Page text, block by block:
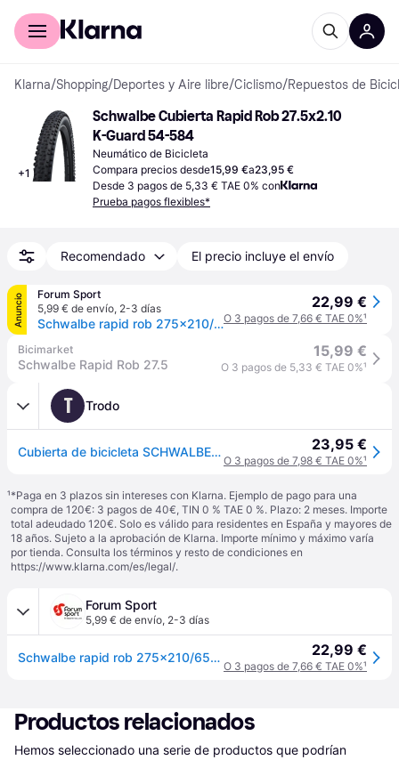
Comprar con Klarna
Klarna/Shopping/Deportes y Aire libre/Ciclismo/Repuestos de
+1
Schwalbe Cubierta Rapid Rob 27.5x2.10
K-Guard 54-584
Neumático de Bicicleta
Compara precios desde15,99 €a23,95 €
Desde 3 pagos de 5,33 € TAE 0% con
Prueba pagos flexibles*
Recomendado El precio incluye el envío
Anuncio
Forum Sport
5,99 € de envío, 2-3 días
Schwalbe rapid rob 275x210/650b k-guard hs425 cubiertas mtb - UNICA
22,99 €
O 3 pagos de 7,66 € TAE 0%¹
Bicimarket
Schwalbe Rapid Rob 27.5
15,99 €
O 3 pagos de 5,33 € TAE 0%¹
T Trodo
Cubierta de bicicleta SCHWALBE Rapid Rob 27.5 x 2.10 Black 23,95 €
O 3 pagos de 7,98 € TAE 0%¹
¹*Paga en 3 plazos sin intereses con Klarna. Ejemplo de pago para una
compra de 120€: 3 pagos de 40€, TIN 0 % TAE 0 %. Plazo: 2 meses. Importe
total adeudado 120€. Solo es válido para residentes en España y mayores de
18 años. Sujeto a la aprobación de Klarna. Importe mínimo y máximo varía
por tienda. Consulta los términos y resto de condiciones en
https://www.klarna.com/es/legal/.
Forum Sport
5,99 € de envío, 2-3 días
Schwalbe rapid rob 275x210/650b k-guard hs425 cubiertas mtb - UNICA 22,99 €
O 3 pagos de 7,66 € TAE 0%¹
Productos relacionados
Hemos seleccionado una serie de productos que podrían